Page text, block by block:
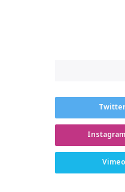
Twitter
Instagram
Vimeo